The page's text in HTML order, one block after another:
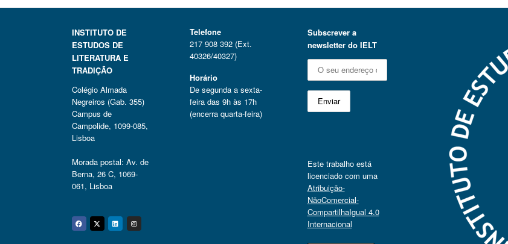
INSTITUTO DE
ESTUDOS DE
LITERATURA E
TRADIÇÃO
Colégio Almada
Negreiros (Gab. 355)
Campus de
Campolide, 1099-085,
Lisboa
Morada postal: Av. de
Berna, 26 C, 1069-
061, Lisboa
Facebook
Twitter
Linkedin
Instagram
Telefone
217 908 392 (Ext.
40326/40327)
Horário
De segunda a sexta-
feira das 9h às 17h
(encerra quarta-feira)
Subscrever a
newsletter do IELT
Este trabalho está
licenciado com uma
Atribuição-
NãoComercial-
CompartilhaIgual 4.0
Internacional